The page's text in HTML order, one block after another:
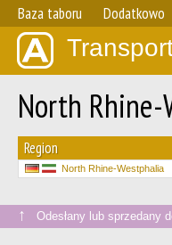
Baza taboru Dodatkowo
North Rhine-
Region
North Rhine-Westphalia
↑ Odesłany lub sprzedany